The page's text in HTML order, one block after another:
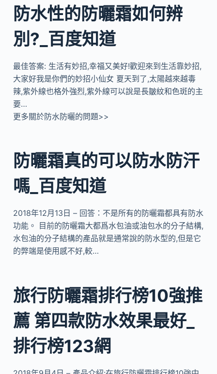
防水性的防曬霜如何辨
別?_百度知道
最佳答案: 生活有妙招,幸福又美好!歡迎來到生活靠妙招,
大家好我是你們的妙招小仙女 夏天到了,太陽越來越毒
辣,紫外線也格外強烈,紫外線可以說是長皺紋和色斑的主
要…
更多關於防水防曬的問題>>
防曬霜真的可以防水防汗
嗎_百度知道
2018年12月13日 – 回答：不是所有的防曬霜都具有防水
功能。 目前的防曬霜大都爲水包油或油包水的分子結構,
水包油的分子結構的產品就是通常說的防水型的,但是它
的弊端是使用感不好,較…
旅行防曬霜排行榜10強推
薦 第四款防水效果最好_
排行榜123網